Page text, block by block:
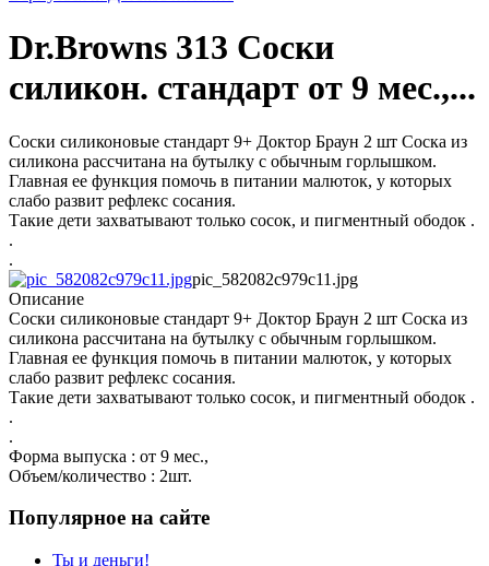
Dr.Browns 313 Соски
силикон. стандарт от 9 мес.,...
Соски силиконовые стандарт 9+ Доктор Браун 2 шт Соска из
силикона рассчитана на бутылку с обычным горлышком.
Главная ее функция помочь в питании малюток, у которых
слабо развит рефлекс сосания.
Такие дети захватывают только сосок, и пигментный ободок .
.
.
pic_582082c979c11.jpg
Описание
Соски силиконовые стандарт 9+ Доктор Браун 2 шт Соска из
силикона рассчитана на бутылку с обычным горлышком.
Главная ее функция помочь в питании малюток, у которых
слабо развит рефлекс сосания.
Такие дети захватывают только сосок, и пигментный ободок .
.
.
Форма выпуска : от 9 мес.,
Объем/количество : 2шт.
Популярное на сайте
Ты и деньги!